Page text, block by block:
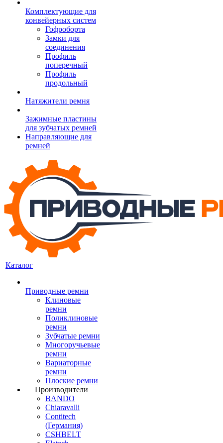
Комплектующие для
конвейерных систем
Гофроборта
Замки для
соединения
Профиль
поперечный
Профиль
продольный
Натяжители ремня
Зажимные пластины
для зубчатых ремней
Направляющие для
ремней
Каталог
Приводные ремни
Клиновые
ремни
Поликлиновые
ремни
Зубчатые ремни
Многоручьевые
ремни
Вариаторные
ремни
Плоские ремни
Производители
BANDO
Chiaravalli
Contitech
(Германия)
CSHBELT